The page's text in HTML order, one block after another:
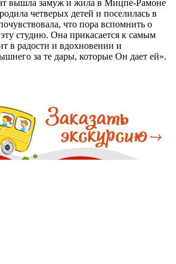
вышла замуж и жила в Мицпе-Рамоне
четверых детей и поселилась в
что пора вспомнить о
эту студию. Она прикасается к самым
в радости и вдохновении и
за те дары, которые Он дает ей».